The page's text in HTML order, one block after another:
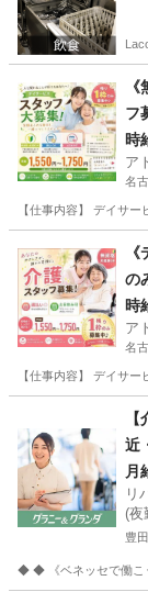
フ
時
ア
名
【仕事内容】 デイサ
の
時
ア
名
【仕事内容】 デイサ
近
豊
設
月
リ
(夜
豊
◆ ◆ 《ベネッセで働こ